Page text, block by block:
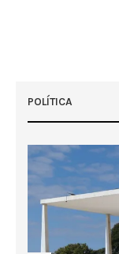
POLÍTICA